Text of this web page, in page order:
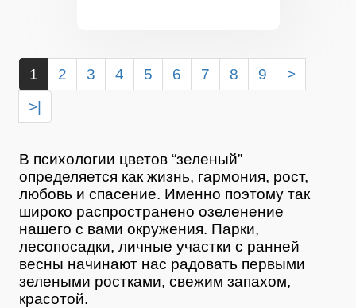
1 2 3 4 5 6 7 8 9
>
>|
В психологии цветов “зеленый”
определяется как жизнь, гармония, рост,
любовь и спасение. Именно поэтому так
широко распространено озеленение
нашего с вами окружения. Парки,
лесопосадки, личные участки с ранней
весны начинают нас радовать первыми
зелеными ростками, свежим запахом,
красотой.